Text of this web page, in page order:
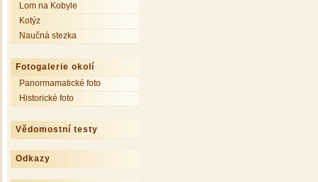
Lom na Kobyle
Kotýz
Naučná stezka
Fotogalerie okolí
Panormamatické foto
Historické foto
Vědomostní testy
Odkazy